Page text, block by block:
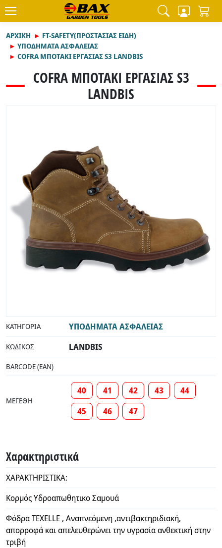
ΑΡΧΙΚΉ
FT-SAFETY(ΠΡΟΣΤΑΣΙΑΣ ΕΙΔΗ)
ΥΠΟΔΗΜΑΤΑ ΑΣΦΑΛΕΙΑΣ
COFRA ΜΠΟΤΑΚΙ ΕΡΓΑΣΙΑΣ S3 LANDBIS
COFRA ΜΠΟΤΑΚΙ ΕΡΓΑΣΙΑΣ S3
LANDBIS
ΚΑΤΗΓΟΡΊΑ ΥΠΟΔΗΜΑΤΑ ΑΣΦΑΛΕΙΑΣ
ΚΩΔΙΚΌΣ LANDBIS
BARCODE (EAN)
ΜΕΓΈΘΗ
40 41 42 43
44
45
46 47
Χαρακτηριστικά
ΧΑΡΑΚΤΗΡΙΣΤΙΚΑ:
Κορμός Υδροαπωθητικο Σαμουά
Φόδρα TEXELLE , Αναπνεόμενη ,αντιβακτηριδιακή,
απορροφά και απελευθερώνει την υγρασία ανθεκτική στην
τριβή